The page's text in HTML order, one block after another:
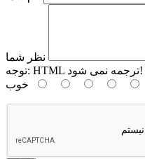
نظر شما
توجه:
HTML ترجمه نمی شود!
خوب